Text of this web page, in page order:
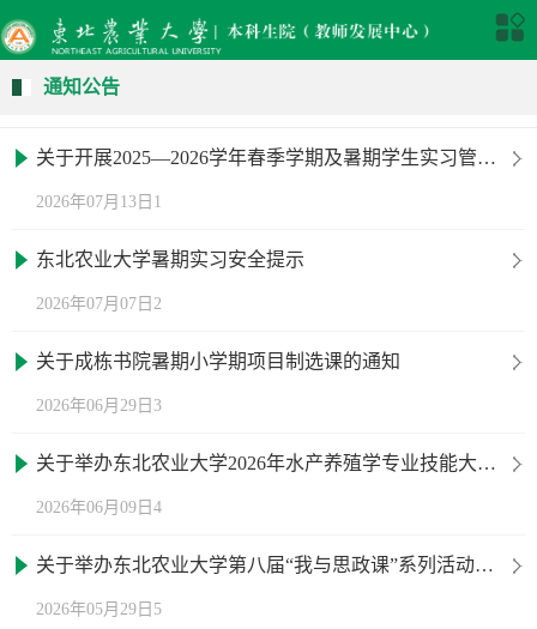
通知公告
关于开展2025—2026学年春季学期及暑期学生实习管理 自检自查工作的通知
2026年07月13日1
东北农业大学暑期实习安全提示
2026年07月07日2
关于成栋书院暑期小学期项目制选课的通知
2026年06月29日3
关于举办东北农业大学2026年水产养殖学专业技能大赛暨全国高校大学生水产类创新实践能力大赛校内选拔赛的通知
2026年06月09日4
关于举办东北农业大学第八届“我与思政课”系列活动暨“红色农业第一校，现代化大农业排头兵”大学生讲思政课活动决赛通知
2026年05月29日5